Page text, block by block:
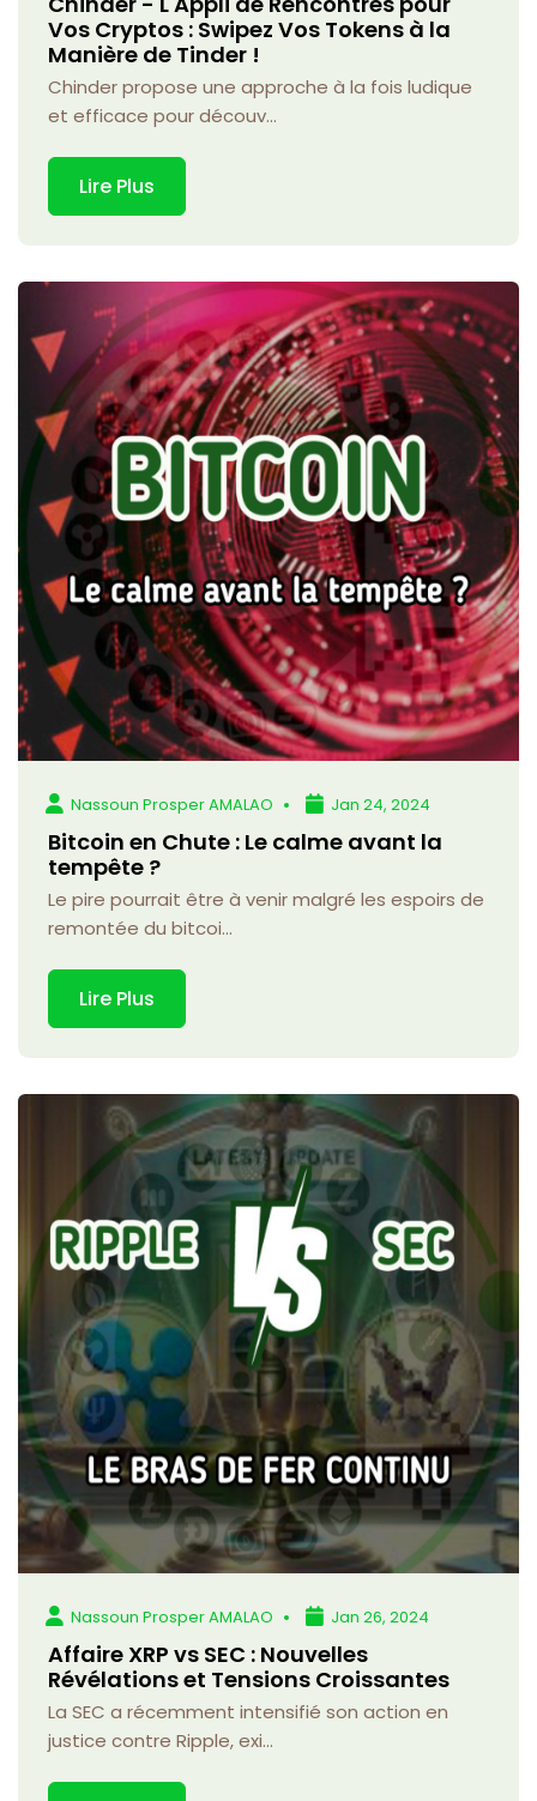
Vos Cryptos : Swipez Vos Tokens à la
Manière de Tinder !
Chinder propose une approche à la fois ludique
et efficace pour découv...
Lire Plus
Nassoun Prosper AMALAO Jan 24, 2024
Bitcoin en Chute : Le calme avant la
tempête ?
Le pire pourrait être à venir malgré les espoirs de
remontée du bitcoi...
Lire Plus
Nassoun Prosper AMALAO Jan 26, 2024
Affaire XRP vs SEC : Nouvelles
Révélations et Tensions Croissantes
La SEC a récemment intensifié son action en
justice contre Ripple, exi...